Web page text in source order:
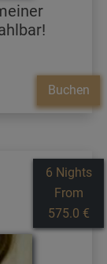
Buchen
6 Nights
From
575.0 €